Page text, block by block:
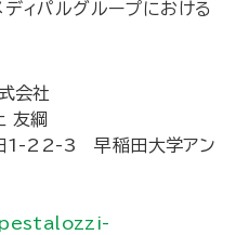
ィパルグループにおける
会社
友綱
田1-22-3 早稲田大学アン